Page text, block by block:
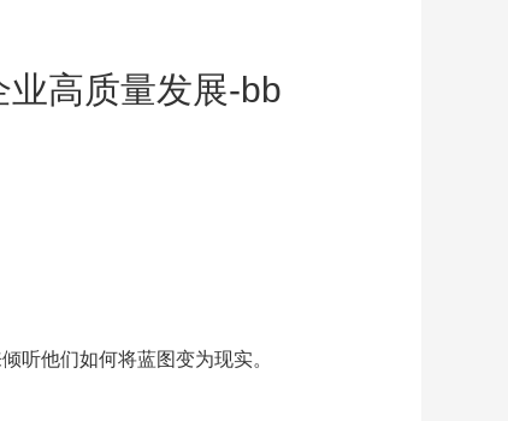
业高质量发展-bb
听他们如何将蓝图变为现实。